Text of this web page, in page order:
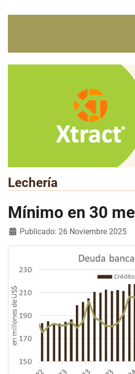
Lechería
Mínimo en 30
Detalles
Publicado: 26 Noviembre 2025